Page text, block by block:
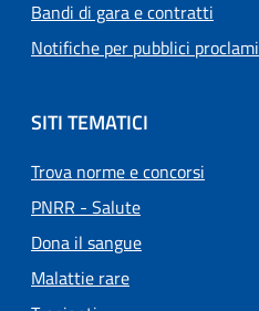
Bandi di gara e contratti
Notifiche per pubblici proclami
SITI TEMATICI
Trova norme e concorsi
PNRR - Salute
Dona il sangue
Malattie rare